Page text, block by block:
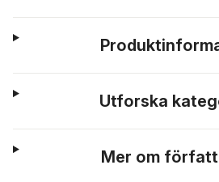
Utforska
Mer om